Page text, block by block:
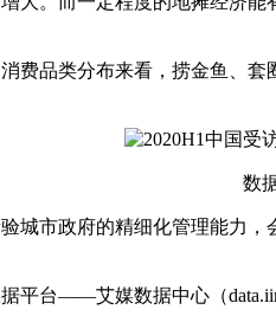
品类分布来看，捞金鱼、套
数据
市政府的精细化管理能力，
台——艾媒数据中心（